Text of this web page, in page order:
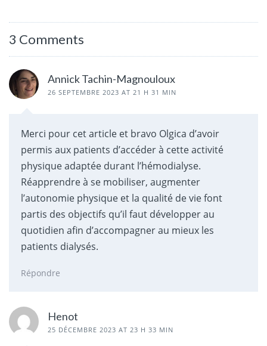
3 Comments
Annick Tachin-Magnouloux
26 SEPTEMBRE 2023 AT 21 H 31 MIN
Merci pour cet article et bravo Olgica d’avoir
permis aux patients d’accéder à cette activité
physique adaptée durant l’hémodialyse.
Réapprendre à se mobiliser, augmenter
l’autonomie physique et la qualité de vie font
partis des objectifs qu’il faut développer au
quotidien afin d’accompagner au mieux les
patients dialysés.
Répondre
Henot
25 DÉCEMBRE 2023 AT 23 H 33 MIN